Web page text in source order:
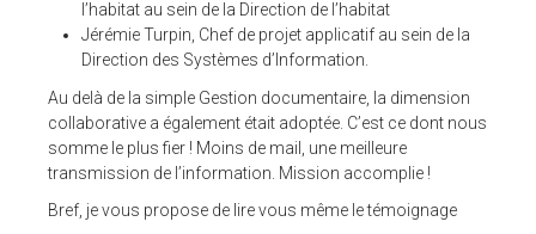
l’habitat au sein de la Direction de l’habitat
Jérémie Turpin, Chef de projet applicatif au sein de la
Direction des Systèmes d’Information.
Au delà de la simple Gestion documentaire, la dimension
collaborative a également était adoptée. C’est ce dont nous
somme le plus fier ! Moins de mail, une meilleure
transmission de l’information. Mission accomplie !
Bref, je vous propose de lire vous même le témoignage